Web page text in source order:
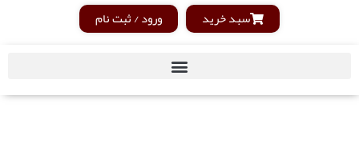
سبد خرید ورود / ثبت نام